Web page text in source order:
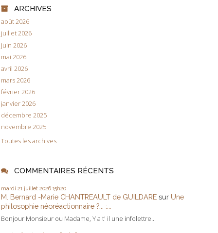
ARCHIVES
août 2026
juillet 2026
juin 2026
mai 2026
avril 2026
mars 2026
février 2026
janvier 2026
décembre 2025
novembre 2025
Toutes les archives
COMMENTAIRES RÉCENTS
mardi 21 juillet 2026 15h20
M. Bernard -Marie CHANTREAULT de GUILDARE sur Une
philosophie néoréactionnaire ?... :...
Bonjour Monsieur ou Madame, Y a t' il une infolettre...